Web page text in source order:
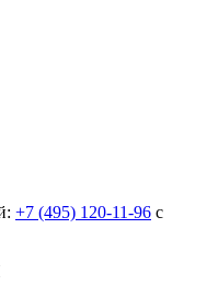
+7 (495) 120-11-96 с